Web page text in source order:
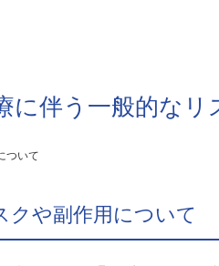
に伴う一般的な
ついて
クや副作用について